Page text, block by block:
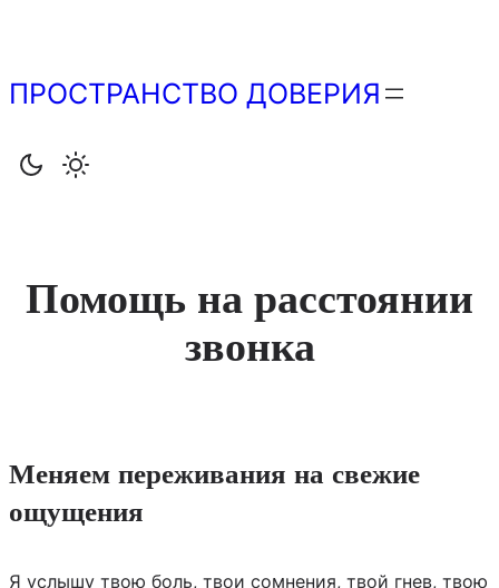
содержимому
ПРОСТРАНСТВО ДОВЕРИЯ
Помощь на расстоянии
звонка
Меняем переживания на свежие
ощущения
Я услышу твою боль, твои сомнения, твой гнев, твою